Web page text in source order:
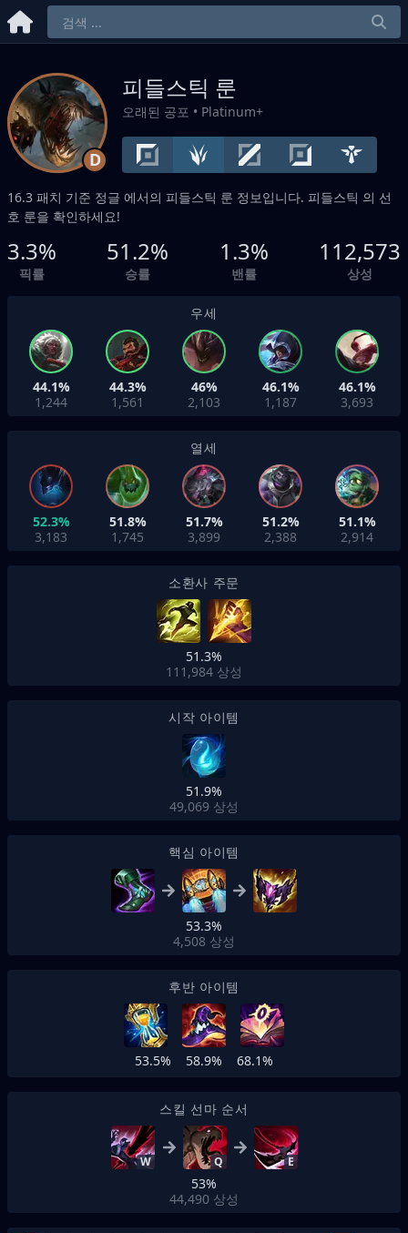
D
피들스틱 룬
오래된 공포 • Platinum+
16.3 패치 기준 정글 에서의 피들스틱 룬 정보입니다. 피들스틱 의 선
호 룬을 확인하세요!
3.3%
픽률
51.2%
승률
1.3%
밴률
112,573
상성
우세
44.1%
1,244
44.3%
1,561
46%
2,103
46.1%
1,187
46.1%
3,693
열세
52.3%
3,183
51.8%
1,745
51.7%
3,899
51.2%
2,388
51.1%
2,914
소환사 주문
51.3%
111,984 상성
시작 아이템
51.9%
49,069 상성
핵심 아이템
53.3%
4,508 상성
후반 아이템
53.5% 58.9% 68.1%
스킬 선마 순서
W Q E
53%
44,490 상성